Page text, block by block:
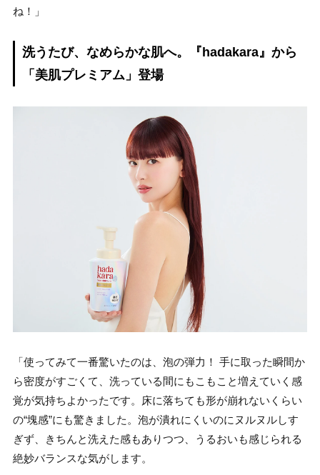
ね！」
洗うたび、なめらかな肌へ。『hadakara』から
「美肌プレミアム」登場
「使ってみて一番驚いたのは、泡の弾力！ 手に取った瞬間か
ら密度がすごくて、洗っている間にもこもこと増えていく感
覚が気持ちよかったです。床に落ちても形が崩れないくらい
の“塊感”にも驚きました。泡が潰れにくいのにヌルヌルしす
ぎず、きちんと洗えた感もありつつ、うるおいも感じられる
絶妙バランスな気がします。